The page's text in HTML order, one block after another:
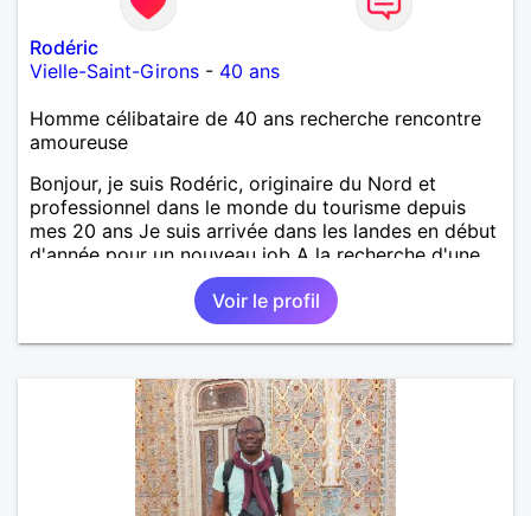
Rodéric
Vielle-Saint-Girons - 40 ans
Homme célibataire de 40 ans recherche rencontre
amoureuse
Bonjour, je suis Rodéric, originaire du Nord et
professionnel dans le monde du tourisme depuis
mes 20 ans Je suis arrivée dans les landes en début
d'année pour un nouveau job A la recherche d'une
personne avec qui découvrir, partager et pourquoi
pas aimer ;) Je suis quelqu'un d'humain, sociable
avec une pointe de taquinerie ;) Au plaisir :)
Voir le profil